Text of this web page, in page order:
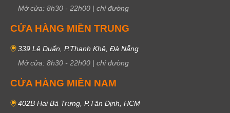
Mở cửa: 8h30 - 22h00 | chỉ đường
CỬA HÀNG MIỀN TRUNG
339 Lê Duẩn, P.Thanh Khê, Đà Nẵng
Mở cửa: 8h30 - 22h00 | chỉ đường
CỬA HÀNG MIỀN NAM
402B Hai Bà Trưng, P.Tân Định, HCM